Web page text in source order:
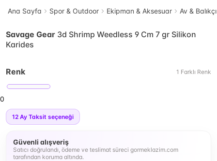
Ana Sayfa Spor & Outdoor Ekipman & Aksesuar Av &
Savage Gear 3d Shrimp Weedless 9 Cm 7 gr Silikon
Karides
Renk 1 Farklı Renk
0
12 Ay Taksit seçeneği
Güvenli alışveriş
Satıcı doğrulandı, ödeme ve teslimat süreci gormeklazim.com
tarafından koruma altında.